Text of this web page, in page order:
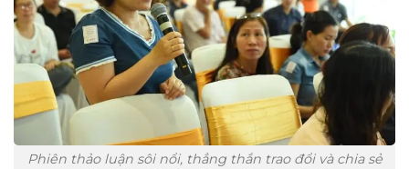
Phiên thảo luận sôi nổi, thẳng thắn trao đổi và chia sẻ